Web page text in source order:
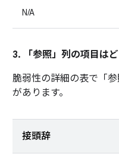
N/A
3. 「参照」 列の項目は
脆弱性の詳細の表で「参
があります。
接頭辞